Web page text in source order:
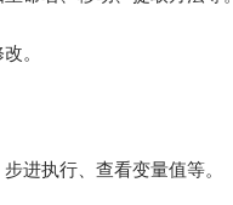
。
进执行、查看变量值等。